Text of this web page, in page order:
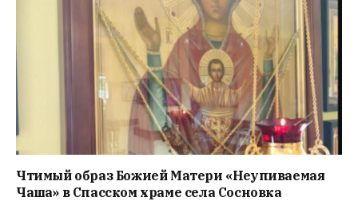
Чтимый образ Божией Матери «Неупиваемая
Чаша» в Спасском храме села Сосновка